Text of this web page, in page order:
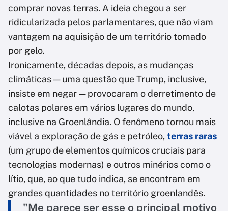
comprar novas terras. A ideia chegou a ser
ridicularizada pelos parlamentares, que não viam
vantagem na aquisição de um território tomado
por gelo.
Ironicamente, décadas depois, as mudanças
climáticas — uma questão que Trump, inclusive,
insiste em negar — provocaram o derretimento de
calotas polares em vários lugares do mundo,
inclusive na Groenlândia. O fenômeno tornou mais
viável a exploração de gás e petróleo, terras raras
(um grupo de elementos químicos cruciais para
tecnologias modernas) e outros minérios como o
lítio, que, ao que tudo indica, se encontram em
grandes quantidades no território groenlandês.
"Me parece ser esse o principal motivo